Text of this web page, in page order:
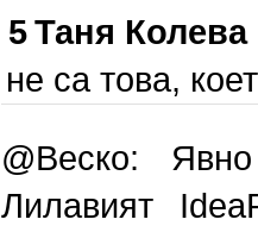
5Таня Колева
не са това,
@Веско:
Лилавият